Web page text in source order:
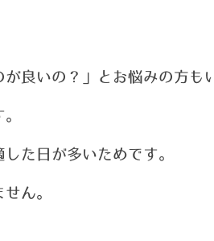
良いの？」と お悩みの方も
た日が多いためです。
ん。